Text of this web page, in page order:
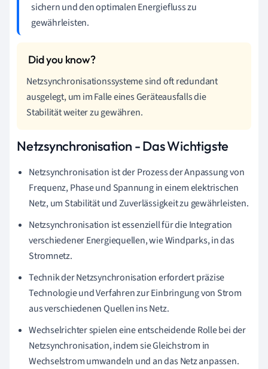
sichern und den optimalen Energiefluss zu
gewährleisten.
Netzsynchronisationssysteme sind oft redundant
ausgelegt, um im Falle eines Geräteausfalls die
Stabilität weiter zu gewähren.
Netzsynchronisation - Das Wichtigste
Netzsynchronisation ist der Prozess der Anpassung von
Frequenz, Phase und Spannung in einem elektrischen
Netz, um Stabilität und Zuverlässigkeit zu gewährleisten.
Netzsynchronisation ist essenziell für die Integration
verschiedener Energiequellen, wie Windparks, in das
Stromnetz.
Technik der Netzsynchronisation erfordert präzise
Technologie und Verfahren zur Einbringung von Strom
aus verschiedenen Quellen ins Netz.
Wechselrichter spielen eine entscheidende Rolle bei der
Netzsynchronisation, indem sie Gleichstrom in
Wechselstrom umwandeln und an das Netz anpassen.